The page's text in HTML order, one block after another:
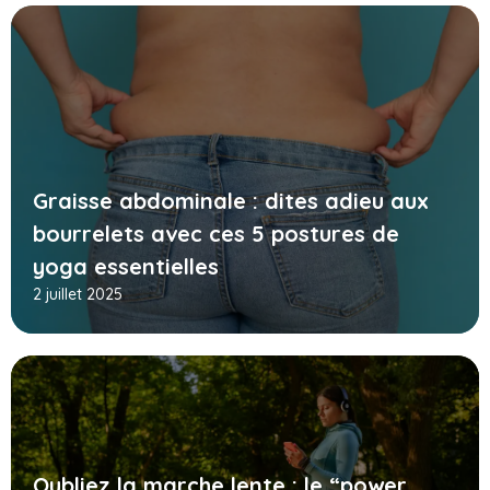
Graisse abdominale : dites adieu aux
bourrelets avec ces 5 postures de
yoga essentielles
2 juillet 2025